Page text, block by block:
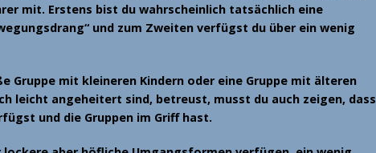
mit. Erstens bist du wahrscheinlich tatsächlich eine
“ und zum Zweiten verfügst du über ein wenig
Gruppe mit kleineren Kindern oder eine Gruppe mit älteren
leicht angeheitert sind, betreust, musst du auch zeigen, dass
und die Gruppen im Griff hast.